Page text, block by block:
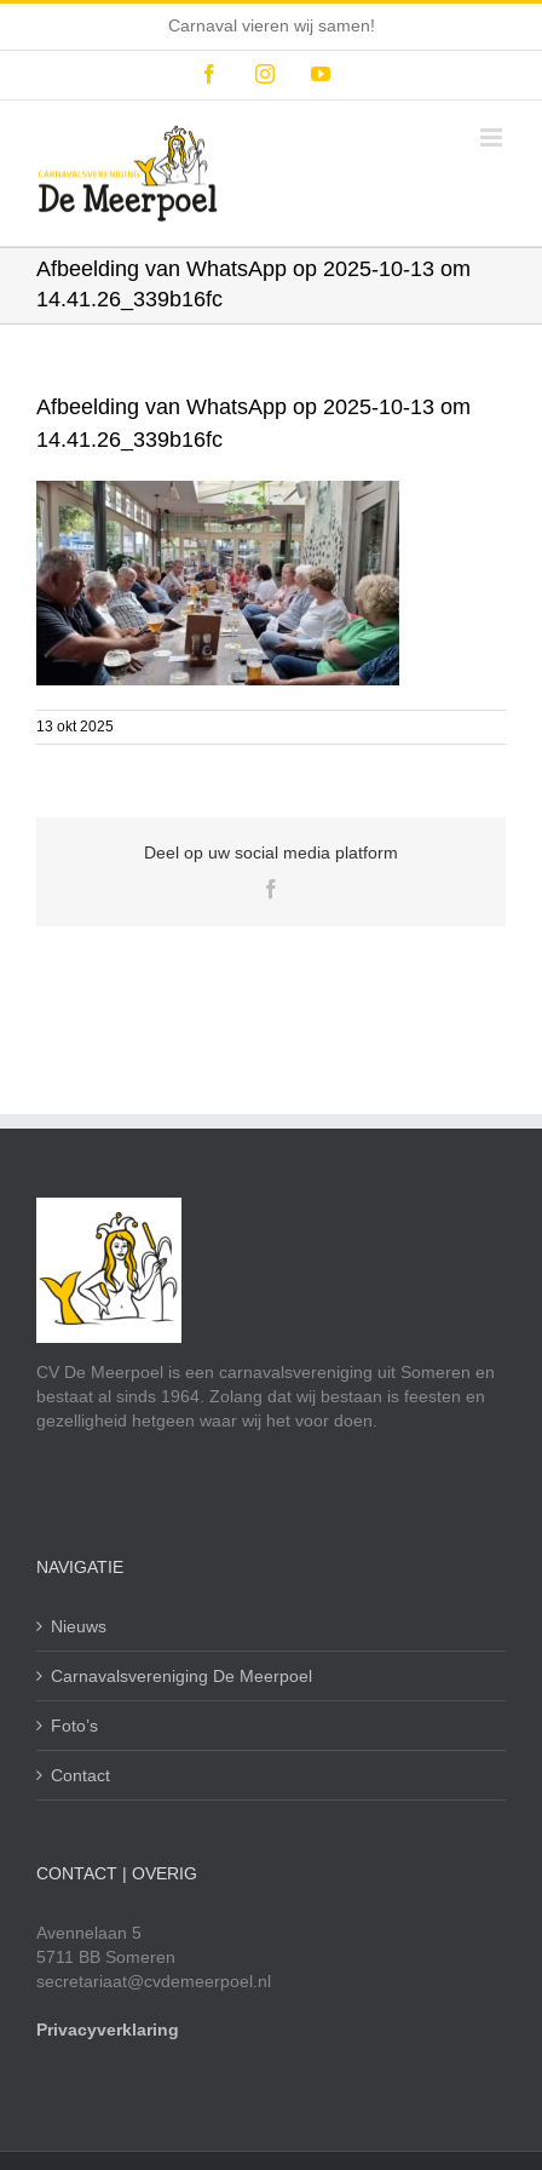
Carnaval vieren wij samen!
FacebookInstagramYouTube
Afbeelding van WhatsApp op 2025-10-13 om
14.41.26_339b16fc
Afbeelding van WhatsApp op 2025-10-13 om
14.41.26_339b16fc
13 okt 2025
Deel op uw social media platform
CV De Meerpoel is een carnavalsvereniging uit Someren en
bestaat al sinds 1964. Zolang dat wij bestaan is feesten en
gezelligheid hetgeen waar wij het voor doen.
NAVIGATIE
Nieuws
Carnavalsvereniging De Meerpoel
Foto’s
Contact
CONTACT | OVERIG
Avennelaan 5
5711 BB Someren
secretariaat@cvdemeerpoel.nl
Privacyverklaring